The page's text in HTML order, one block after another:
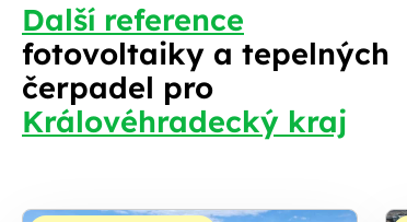
Další reference
fotovoltaiky a tepelných
čerpadel pro
Královéhradecký kraj